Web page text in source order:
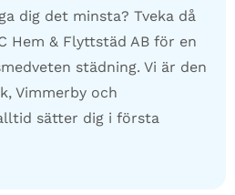
dig det minsta? Tveka då
Hem & Flyttstäd AB för en
städning. Vi är den
Vimmerby och
sätter dig i första